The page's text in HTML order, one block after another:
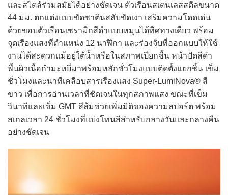
และสไตล์ร่วมสมัยได้อย่างชัดเจน ตัวเรือนสเตนเลสสตีลขนาด
44 มม. ตกแต่งแบบขัดซาตินสลับขัดเงา เสริมความโดดเด่น
ด้วยขอบตัวเรือนเซรามิกสีดำแบบหมุนได้ทิศทางเดียว พร้อม
จุดเรืองแสงที่ตำแหน่ง 12 นาฬิกา และร่องจับที่ออกแบบให้ใช้
งานได้สะดวกแม้อยู่ใต้น้ำหรือในสภาพเปียกชื้น หน้าปัดสีดำ
พื้นผิวเนื้อกำมะหยี่มาพร้อมหลักชั่วโมงแบบติดตั้งแยกชิ้น เข็ม
ชั่วโมงและนาทีเคลือบสารเรืองแสง Super-LumiNova® สี
ขาว เพื่อการอ่านเวลาที่ชัดเจนในทุกสภาพแสง ขณะที่เข็ม
วินาทีและเข็ม GMT สีส้มช่วยเพิ่มมิติของความสปอร์ต พร้อม
สเกลเวลา 24 ชั่วโมงที่แบ่งโทนสีสำหรับกลางวันและกลางคืน
อย่างชัดเจน